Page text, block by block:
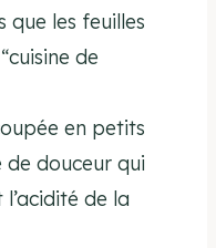
que les feuilles
de
en petits
de douceur qui
de la